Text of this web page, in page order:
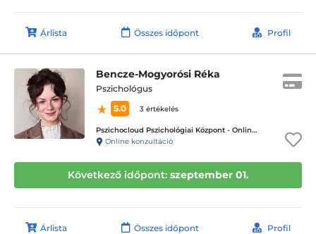
Árlista Összes időpont Profil
Bencze-Mogyorósi Réka
Pszichológus
5.0
3 értékelés
Pszichocloud Pszichológiai Központ - Online ügyfélfogadás
Online konzultáció
Következő időpont: szeptember 01.
Árlista Összes időpont Profil